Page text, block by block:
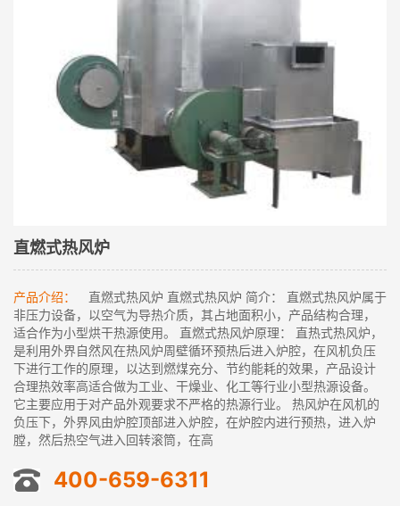
直燃式热风炉
产品介绍：
直燃式热风炉 直燃式热风炉 简介： 直燃式热风炉属于
非压力设备，以空气为导热介质，其占地面积小，产品结构合理，
适合作为小型烘干热源使用。 直燃式热风炉原理： 直热式热风炉，
是利用外界自然风在热风炉周壁循环预热后进入炉腔，在风机负压
下进行工作的原理，以达到燃煤充分、节约能耗的效果，产品设计
合理热效率高适合做为工业、干燥业、化工等行业小型热源设备。
它主要应用于对产品外观要求不严格的热源行业。 热风炉在风机的
负压下，外界风由炉腔顶部进入炉腔，在炉腔内进行预热，进入炉
膛，然后热空气进入回转滚筒，在高
400-659-6311